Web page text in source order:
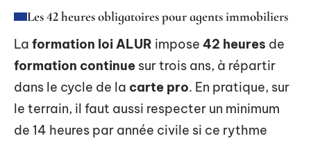
Les 42 heures obligatoires pour agents immobiliers
La formation loi ALUR impose 42 heures de
formation continue sur trois ans, à répartir
dans le cycle de la carte pro. En pratique, sur
le terrain, il faut aussi respecter un minimum
de 14 heures par année civile si ce rythme